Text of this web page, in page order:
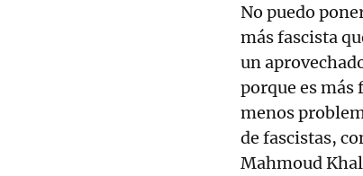
No puedo
más fascista
un
porque es más
menos
de fascistas,
Mahmoud